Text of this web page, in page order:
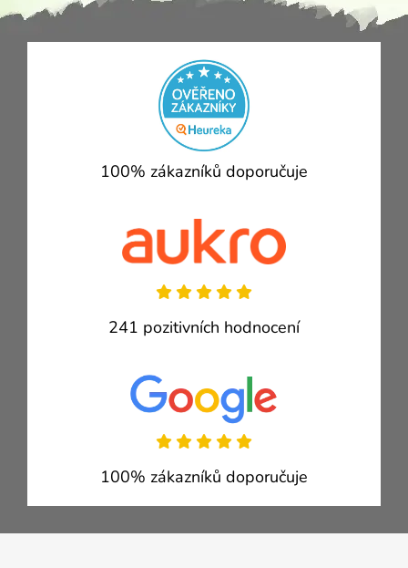
100% zákazníků doporučuje
241 pozitivních hodnocení
100% zákazníků doporučuje